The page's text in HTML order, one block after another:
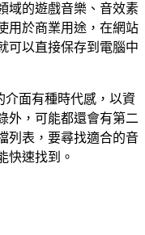
域的遊戲音樂、音效素
用於商業用途，在網站
可以直接保存到電腦中
介面有種時代感，以資
外，可能都還會有第二
列表，要尋找適合的音
快速找到。